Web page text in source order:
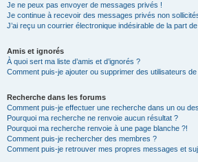
Je ne peux pas envoyer de messages privés !
Je continue à recevoir des messages privés non
J’ai reçu un courrier électronique indésirable de la part
Amis et ignorés
À quoi sert ma liste d’amis et d’ignorés ?
Comment puis-je ajouter ou supprimer des utilisateurs de
Recherche dans les forums
Comment puis-je effectuer une recherche dans un ou
Pourquoi ma recherche ne renvoie aucun résultat ?
Pourquoi ma recherche renvoie à une page blanche ?!
Comment puis-je rechercher des membres ?
Comment puis-je retrouver mes propres messages et